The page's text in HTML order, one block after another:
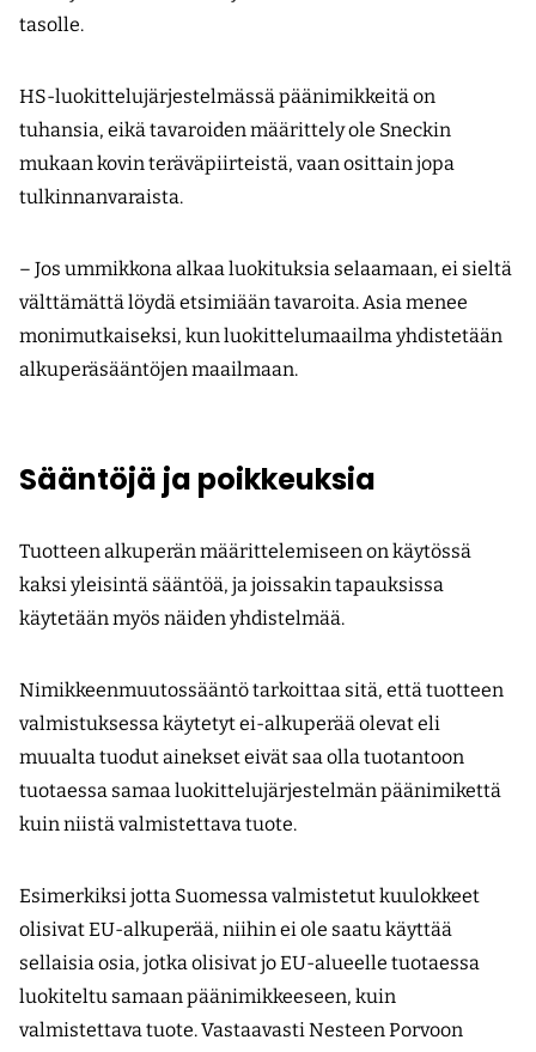
tasolle.
HS-luokittelujärjestelmässä päänimikkeitä on
tuhansia, eikä tavaroiden määrittely ole Sneckin
mukaan kovin teräväpiirteistä, vaan osittain jopa
tulkinnanvaraista.
– Jos ummikkona alkaa luokituksia selaamaan, ei sieltä
välttämättä löydä etsimiään tavaroita. Asia menee
monimutkaiseksi, kun luokittelumaailma yhdistetään
alkuperäsääntöjen maailmaan.
Sääntöjä ja poikkeuksia
Tuotteen alkuperän määrittelemiseen on käytössä
kaksi yleisintä sääntöä, ja joissakin tapauksissa
käytetään myös näiden yhdistelmää.
Nimikkeenmuutossääntö tarkoittaa sitä, että tuotteen
valmistuksessa käytetyt ei-alkuperää olevat eli
muualta tuodut ainekset eivät saa olla tuotantoon
tuotaessa samaa luokittelujärjestelmän päänimikettä
kuin niistä valmistettava tuote.
Esimerkiksi jotta Suomessa valmistetut kuulokkeet
olisivat EU-alkuperää, niihin ei ole saatu käyttää
sellaisia osia, jotka olisivat jo EU-alueelle tuotaessa
luokiteltu samaan päänimikkeeseen, kuin
valmistettava tuote. Vastaavasti Nesteen Porvoon